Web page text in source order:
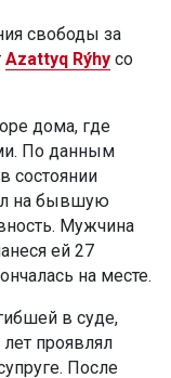
свободы за
Azattyq Rýhy со
дома, где
По данным
состоянии
на бывшую
Мужчина
ей 27
на месте.
в суде,
проявлял
После